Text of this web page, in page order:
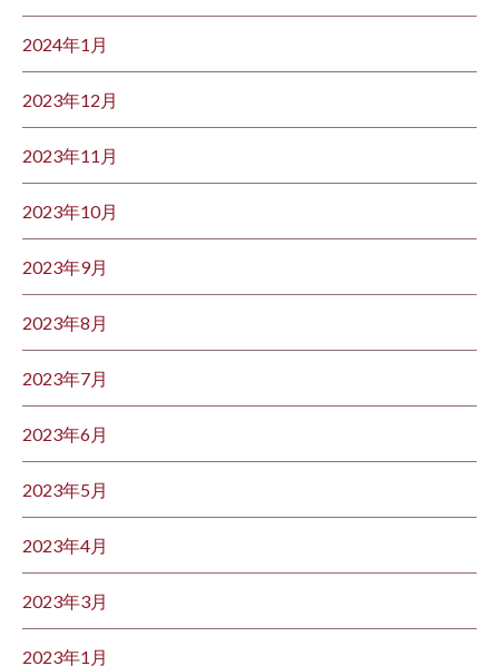
2024年1月
2023年12月
2023年11月
2023年10月
2023年9月
2023年8月
2023年7月
2023年6月
2023年5月
2023年4月
2023年3月
2023年1月